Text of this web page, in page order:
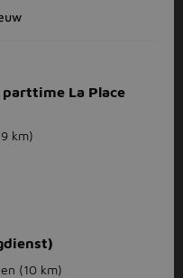
parttime La Place
km)
(10 km)